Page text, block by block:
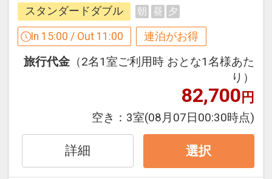
海水浴場「波之上ビーチ」も徒歩圏内
と、ビジネスから観光まで利便性の良い
立地です。
ゆっくり、のんびりビジネスステイから
ファミリーステイまで那覇の拠点として
大きめのベッドとインテリアにこだわっ
た、キレイで清潔な客室は全室Wi-Fi無
料！
皆様のご来館を心よりお待ちしておりま
す。
【連泊するとお得】連泊割引がございま
す
１泊目より１泊につきおひとり様 ５００
※割引適用後のご旅行代金は、カレンダ
ーからお進みいただいた後表示される
「空室照会結果確認画面」でご確認くだ
さい。
スタンダードダブル 朝 昼 夕
In 15:00 / Out 11:00 連泊がお得
旅行代金 （2名1室ご利用時 おとな1名様あた
り）
82,700円
空き： 3室(08月07日00:30時点)
詳細 選択